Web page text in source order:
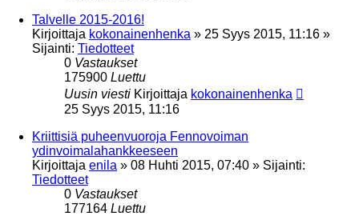
Talvelle 2015-2016!
Kirjoittaja kokonainenhenka » 25 Syys 2015, 11:16 »
Sijainti: Tiedotteet
0 Vastaukset
175900 Luettu
Uusin viesti Kirjoittaja kokonainenhenka
25 Syys 2015, 11:16
Kriittisiä puheenvuoroja Fennovoiman
ydinvoimalahankkeeseen
Kirjoittaja enila » 08 Huhti 2015, 07:40 » Sijainti:
Tiedotteet
0 Vastaukset
177164 Luettu